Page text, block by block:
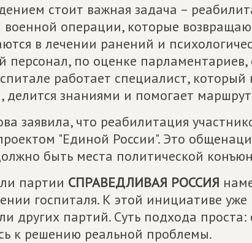
стоит важная задача –
военной операции, которые
в лечении ранений и
по оценке парламентариев,
работает специалист, который
делится знаниями и помогает
заявила, что реабилитация
"Единой России". Это
быть места политической
партии СПРАВЕДЛИВАЯ РОССИЯ
госпиталя. К этой инициативе
других партий. Суть подхода
к решению реальной проблемы.